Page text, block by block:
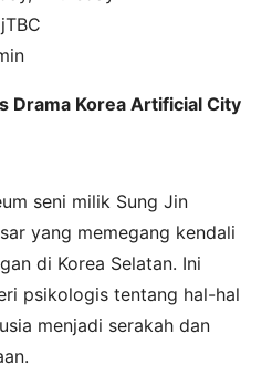
Drama Korea Artificial City
seni milik Sung Jin
yang memegang kendali
di Korea Selatan. Ini
psikologis tentang hal-hal
menjadi serakah dan